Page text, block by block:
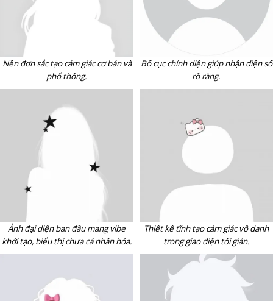
Nền đơn sắc tạo cảm giác cơ bản và
phổ thông.
Bố cục chính diện giúp nhận diện số
rõ ràng.
Ảnh đại diện ban đầu mang vibe
khởi tạo, biểu thị chưa cá nhân hóa.
Thiết kế tĩnh tạo cảm giác vô danh
trong giao diện tối giản.